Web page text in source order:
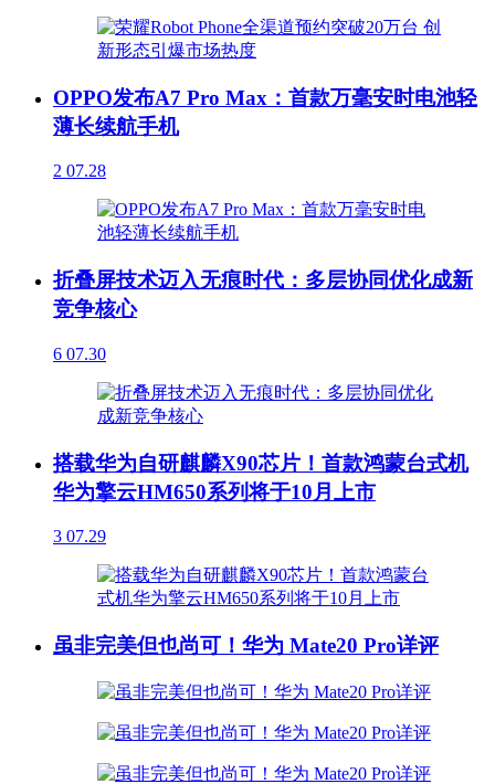
OPPO发布A7 Pro Max：首款万毫安时电池轻
薄长续航手机
2 07.28
折叠屏技术迈入无痕时代：多层协同优化成新
竞争核心
6 07.30
搭载华为自研麒麟X90芯片！首款鸿蒙台式机
华为擎云HM650系列将于10月上市
3 07.29
虽非完美但也尚可！华为 Mate20 Pro详评